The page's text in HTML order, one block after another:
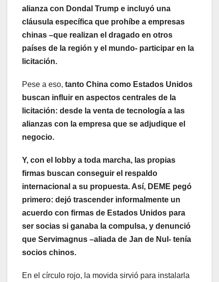
alianza con Dondal Trump e incluyó una
cláusula específica que prohíbe a empresas
chinas –que realizan el dragado en otros
países de la región y el mundo- participar en la
licitación.
Pese a eso, tanto China como Estados Unidos
buscan influir en aspectos centrales de la
licitación: desde la venta de tecnología a las
alianzas con la empresa que se adjudique el
negocio.
Y, con el lobby a toda marcha, las propias
firmas buscan conseguir el respaldo
internacional a su propuesta. Así, DEME pegó
primero: dejó trascender informalmente un
acuerdo con firmas de Estados Unidos para
ser socias si ganaba la compulsa, y denunció
que Servimagnus –aliada de Jan de Nul- tenía
socios chinos.
En el círculo rojo, la movida sirvió para instalarla